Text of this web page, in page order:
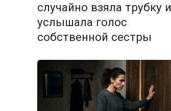
случайно взяла трубку и
услышала голос
собственной сестры